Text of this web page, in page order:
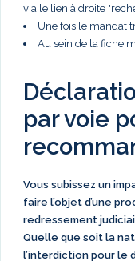
via le lien à droite
Une fois le mandat
Au sein de la fiche
par voie
Vous subissez un
faire l’objet d’une
redressement
Quelle que soit la
l’interdiction pour le